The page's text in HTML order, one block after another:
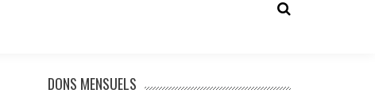
DONS MENSUELS